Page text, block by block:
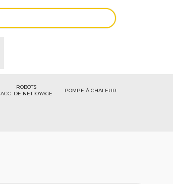
ROBOTS
ACC. DE NETTOYAGE
POMPE À CHALEUR